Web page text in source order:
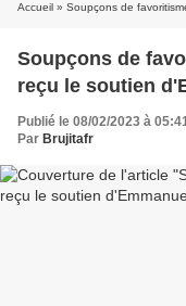
Accueil » Soupçons de
Soupçons de
reçu le soutien
Publié le 08/02/2023 à
Par Brujitafr